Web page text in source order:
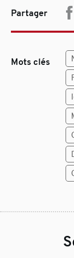
Partager
Mots clés